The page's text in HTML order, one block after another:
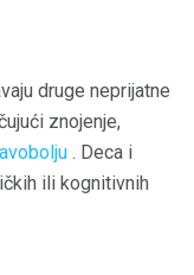
druge neprijatne
znojenje,
. Deca i
ili kognitivnih